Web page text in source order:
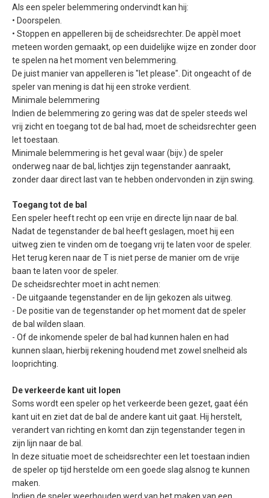
Als een speler belemmering ondervindt kan hij:
• Doorspelen.
• Stoppen en appelleren bij de scheidsrechter. De appèl moet
meteen worden gemaakt, op een duidelijke wijze en zonder door
te spelen na het moment ven belemmering.
De juist manier van appelleren is "let please". Dit ongeacht of de
speler van mening is dat hij een stroke verdient.
Minimale belemmering
Indien de belemmering zo gering was dat de speler steeds wel
vrij zicht en toegang tot de bal had, moet de scheidsrechter geen
let toestaan.
Minimale belemmering is het geval waar (bijv.) de speler
onderweg naar de bal, lichtjes zijn tegenstander aanraakt,
zonder daar direct last van te hebben ondervonden in zijn swing.
Toegang tot de bal
Een speler heeft recht op een vrije en directe lijn naar de bal.
Nadat de tegenstander de bal heeft geslagen, moet hij een
uitweg zien te vinden om de toegang vrij te laten voor de speler.
Het terug keren naar de T is niet perse de manier om de vrije
baan te laten voor de speler.
De scheidsrechter moet in acht nemen:
- De uitgaande tegenstander en de lijn gekozen als uitweg.
- De positie van de tegenstander op het moment dat de speler
de bal wilden slaan.
- Of de inkomende speler de bal had kunnen halen en had
kunnen slaan, hierbij rekening houdend met zowel snelheid als
looprichting.
De verkeerde kant uit lopen
Soms wordt een speler op het verkeerde been gezet, gaat één
kant uit en ziet dat de bal de andere kant uit gaat. Hij herstelt,
verandert van richting en komt dan zijn tegenstander tegen in
zijn lijn naar de bal.
In deze situatie moet de scheidsrechter een let toestaan indien
de speler op tijd herstelde om een goede slag alsnog te kunnen
maken.